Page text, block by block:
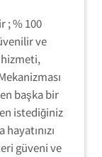
; % 100
ve
başka bir
istediğiniz
güveni ve